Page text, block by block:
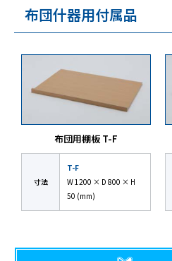
布団什器用付属品
布団用棚板 T-F
寸法
T-F
W 1200 × D 800 × H
50 (mm)